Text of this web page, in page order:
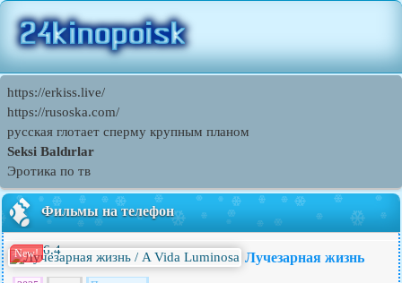
https://erkiss.live/
https://rusoska.com/
русская глотает сперму крупным планом
Seksi Baldırlar
Эротика по тв
Фильмы на телефон
New! 6.4 Лучезарная жизнь